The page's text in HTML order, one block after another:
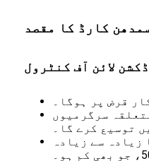
کارڈ کا مقصد
لائن آف کنٹرول
قرض پر ہوگا۔
سرگرمیوں
توسیع کرے گا۔
کے لیے زیادہ سے زیادہ - کسان کی مجموعی تخمینہ آمدنی کا 25% - یا - قرض کا 20% سے 25% - یا زیادہ سے زیادہ